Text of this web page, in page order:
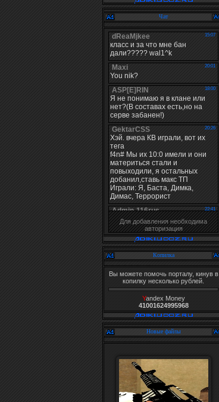
Чат
Для добавления необходима
авторизация
Копилка
Вы можете помочь порталу, кинув в
копилку несколько рублей.
Yandex Money
41001624995968
Новые файлы